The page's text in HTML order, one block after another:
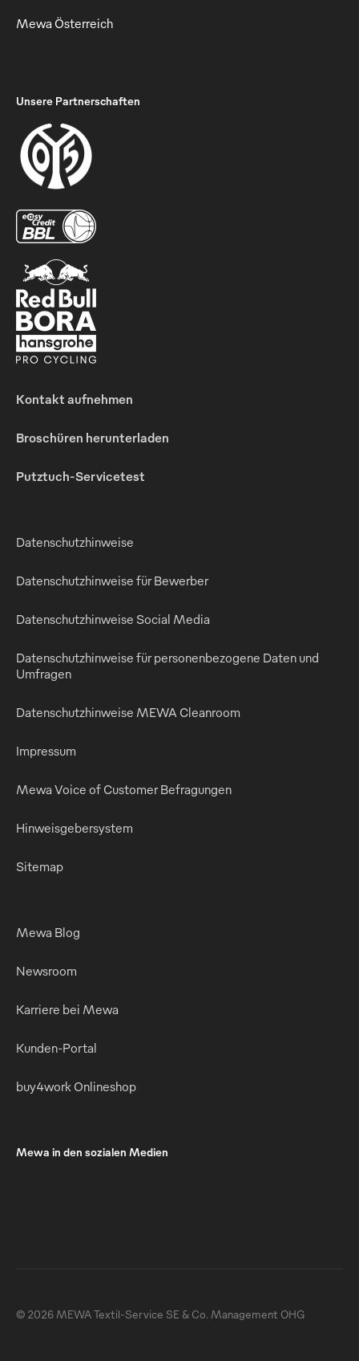
Mewa Österreich
Unsere Partnerschaften
Kontakt aufnehmen
Broschüren herunterladen
Putztuch-Servicetest
Datenschutzhinweise
Datenschutzhinweise für Bewerber
Datenschutzhinweise Social Media
Datenschutzhinweise für personenbezogene Daten und
Umfragen
Datenschutzhinweise MEWA Cleanroom
Impressum
Mewa Voice of Customer Befragungen
Hinweisgebersystem
Sitemap
Mewa Blog
Newsroom
Karriere bei Mewa
Kunden-Portal
buy4work Onlineshop
Mewa in den sozialen Medien
© 2026 MEWA Textil-Service SE & Co. Management OHG